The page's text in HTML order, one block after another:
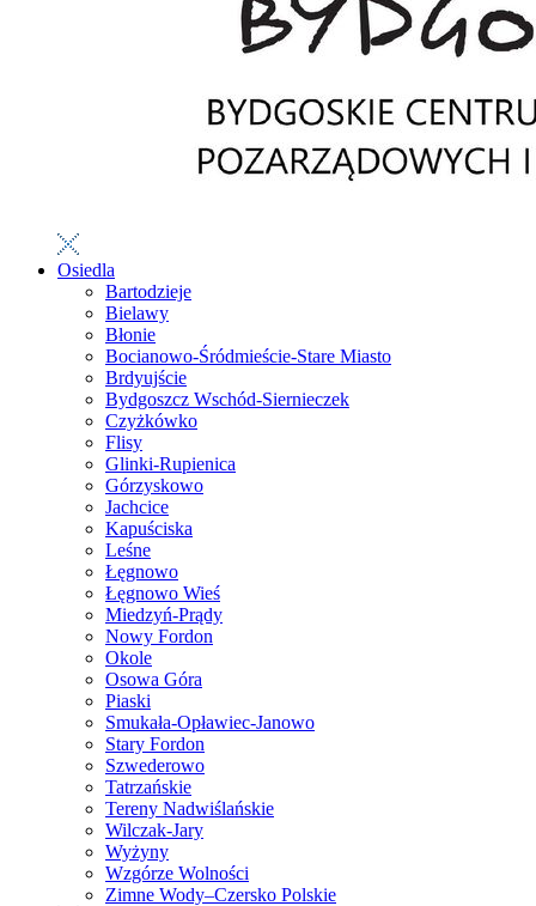
Osiedla
Bartodzieje
Bielawy
Błonie
Bocianowo-Śródmieście-Stare Miasto
Brdyujście
Bydgoszcz Wschód-Siernieczek
Czyżkówko
Flisy
Glinki-Rupienica
Górzyskowo
Jachcice
Kapuściska
Leśne
Łęgnowo
Łęgnowo Wieś
Miedzyń-Prądy
Nowy Fordon
Okole
Osowa Góra
Piaski
Smukała-Opławiec-Janowo
Stary Fordon
Szwederowo
Tatrzańskie
Tereny Nadwiślańskie
Wilczak-Jary
Wyżyny
Wzgórze Wolności
Zimne Wody–Czersko Polskie